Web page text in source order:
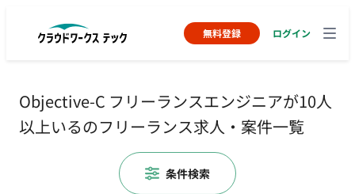
無料登録 ログイン
Objective-C フリーランスエンジニアが10人
以上いるのフリーランス求人・案件一覧
条件検索